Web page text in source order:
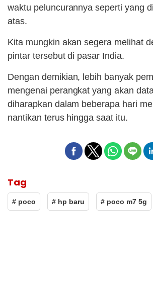
waktu peluncurannya seperti yang
atas.
Kita mungkin akan segera melihat
pintar tersebut di pasar India.
Dengan demikian, lebih banyak
mengenai perangkat yang akan
diharapkan dalam beberapa hari
nantikan terus hingga saat itu.
Tag
# poco # hp baru # poco m7 5g